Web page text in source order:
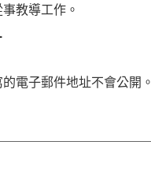
教導工作。
電子郵件地址不會公開。